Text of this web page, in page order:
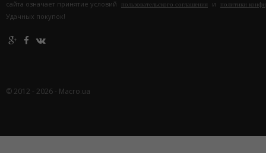
сайта означает принятие условий
пользовательского соглашения и политики
Удачных покупок!
© 2012 - 2026 - Macro.ua